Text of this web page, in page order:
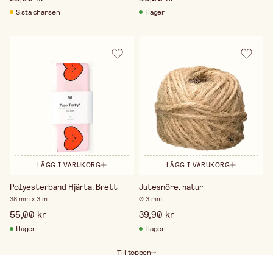
Sista chansen I lager
LÄGG I VARUKORG
Polyesterband Hjärta, Brett
38 mm x 3 m
55,00 kr
I lager
LÄGG I VARUKORG
Jutesnöre, natur
Ø 3 mm.
39,90 kr
I lager
Till toppen